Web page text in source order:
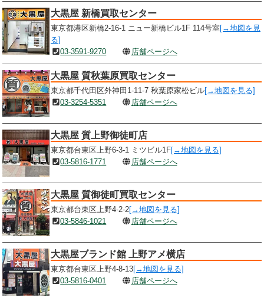
大黒屋 新橋買取センター
東京都港区新橋2-16-1 ニュー新橋ビル1F 114号室[→地図を見
る]
03-3591-9270
店舗ページへ
大黒屋 質秋葉原買取センター
東京都千代田区外神田1-11-7 秋葉原家松ビル[→地図を見る]
03-3254-5351
店舗ページへ
大黒屋 質上野御徒町店
東京都台東区上野6-3-1 ミツビル1F[→地図を見る]
03-5816-1771
店舗ページへ
大黒屋 質御徒町買取センター
東京都台東区上野4-2-2[→地図を見る]
03-5846-1021
店舗ページへ
大黒屋ブランド館 上野アメ横店
東京都台東区上野4-8-13[→地図を見る]
03-5816-0401
店舗ページへ